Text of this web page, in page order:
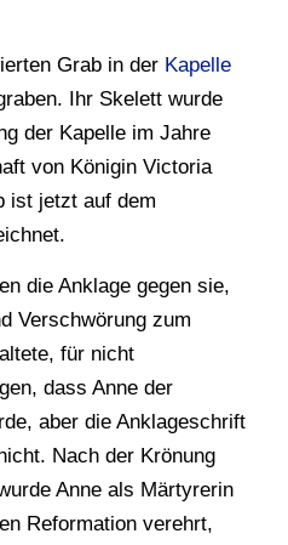
Grab in der Kapelle
Ihr Skelett wurde
der Kapelle im Jahre
von Königin Victoria
ist jetzt auf dem
die Anklage gegen sie,
Verschwörung zum
für nicht
dass Anne der
aber die Anklageschrift
Nach der Krönung
Anne als Märtyrerin
Reformation verehrt,